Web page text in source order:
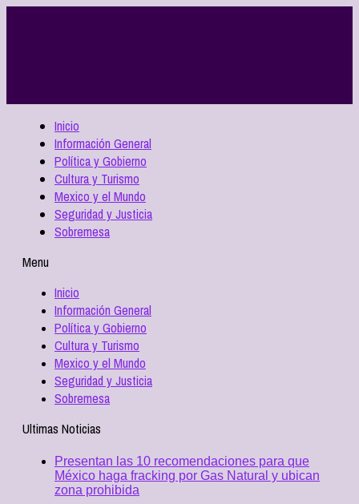
Inicio
Información General
Política y Gobierno
Cultura y Turismo
Mexico y el Mundo
Seguridad y Justicia
Sobremesa
Menu
Inicio
Información General
Política y Gobierno
Cultura y Turismo
Mexico y el Mundo
Seguridad y Justicia
Sobremesa
Ultimas Noticias
Presentan las 10 recomendaciones para que
México haga fracking por Gas Natural y ubican
zona prohibida